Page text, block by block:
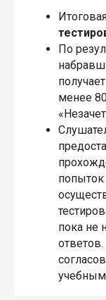
По
менее
попыток
пока не
учебным